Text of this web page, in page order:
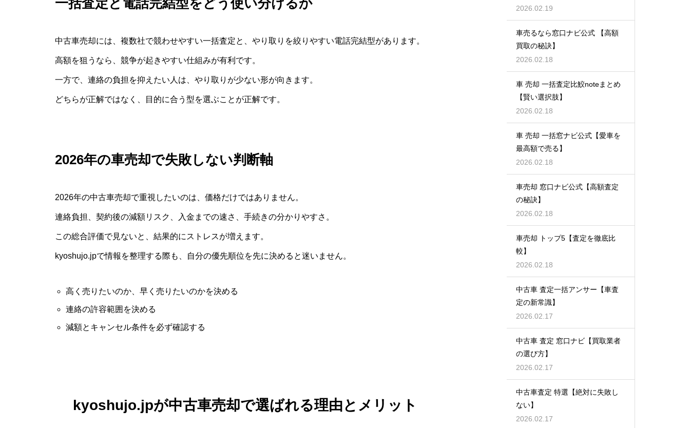
一括査定と電話完結型をどう使い分けるか
中古車売却には、複数社で競わせやすい一括査定と、やり取りを絞りやすい電話完結型があります。
高額を狙うなら、競争が起きやすい仕組みが有利です。
一方で、連絡の負担を抑えたい人は、やり取りが少ない形が向きます。
どちらが正解ではなく、目的に合う型を選ぶことが正解です。
2026年の車売却で失敗しない判断軸
2026年の中古車売却で重視したいのは、価格だけではありません。
連絡負担、契約後の減額リスク、入金までの速さ、手続きの分かりやすさ。
この総合評価で見ないと、結果的にストレスが増えます。
kyoshujo.jpで情報を整理する際も、自分の優先順位を先に決めると迷いません。
高く売りたいのか、早く売りたいのかを決める
連絡の許容範囲を決める
減額とキャンセル条件を必ず確認する
kyoshujo.jpが中古車売却で選ばれる理由とメリット
2026.02.19
車売るなら窓口ナビ公式 【高額
買取の秘訣】
2026.02.18
車 売却 一括査定比鮫noteまとめ
【賢い選択肢】
2026.02.18
車 売却 一括窓ナビ公式【愛車を
最高額で売る】
2026.02.18
車売却 窓口ナビ公式【高額査定
の秘訣】
2026.02.18
車売却 トップ5【査定を徹底比
較】
2026.02.18
中古車 査定一括アンサー【車査
定の新常識】
2026.02.17
中古車 査定 窓口ナビ【買取業者
の選び方】
2026.02.17
中古車査定 特選【絶対に失敗し
ない】
2026.02.17